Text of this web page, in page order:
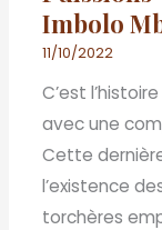
Imbolo
11/10/2022
C’est
avec une
Cette
l’existence
torchères